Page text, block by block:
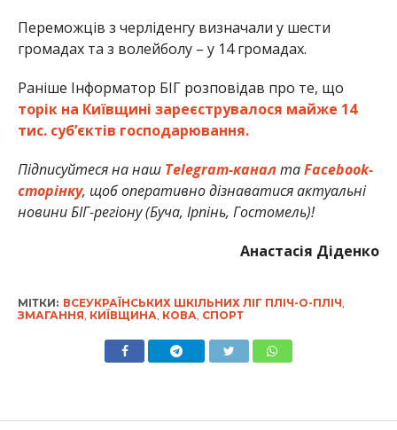
Переможців з черліденгу визначали у шести
громадах та з волейболу – у 14 громадах.
Раніше Інформатор БІГ розповідав про те, що
торік на Київщині зареєструвалося майже 14
тис. суб’єктів господарювання.
Підписуйтеся на наш Telegram-канал таFacebook-
сторінку, щоб оперативно дізнаватися актуальні
новини БІГ-регіону (Буча, Ірпінь, Гостомель)!
Анастасія Діденко
МІТКИ: ВСЕУКРАЇНСЬКИХ ШКІЛЬНИХ ЛІГ ПЛІЧ-О-ПЛІЧ,
ЗМАГАННЯ, КИЇВЩИНА, КОВА, СПОРТ